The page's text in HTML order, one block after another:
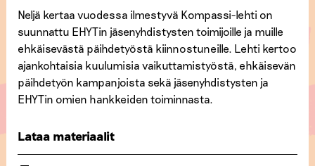
Neljä kertaa vuodessa ilmestyvä Kompassi-lehti on
suunnattu EHYTin jäsenyhdistysten toimijoille ja muille
ehkäisevästä päihdetyöstä kiinnostuneille. Lehti kertoo
ajankohtaisia kuulumisia vaikuttamistyöstä, ehkäisevän
päihdetyön kampanjoista sekä jäsenyhdistysten ja
EHYTin omien hankkeiden toiminnasta.
Lataa materiaalit